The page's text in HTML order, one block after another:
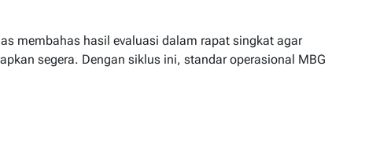
membahas hasil evaluasi dalam rapat singkat agar
segera. Dengan siklus ini, standar operasional MBG